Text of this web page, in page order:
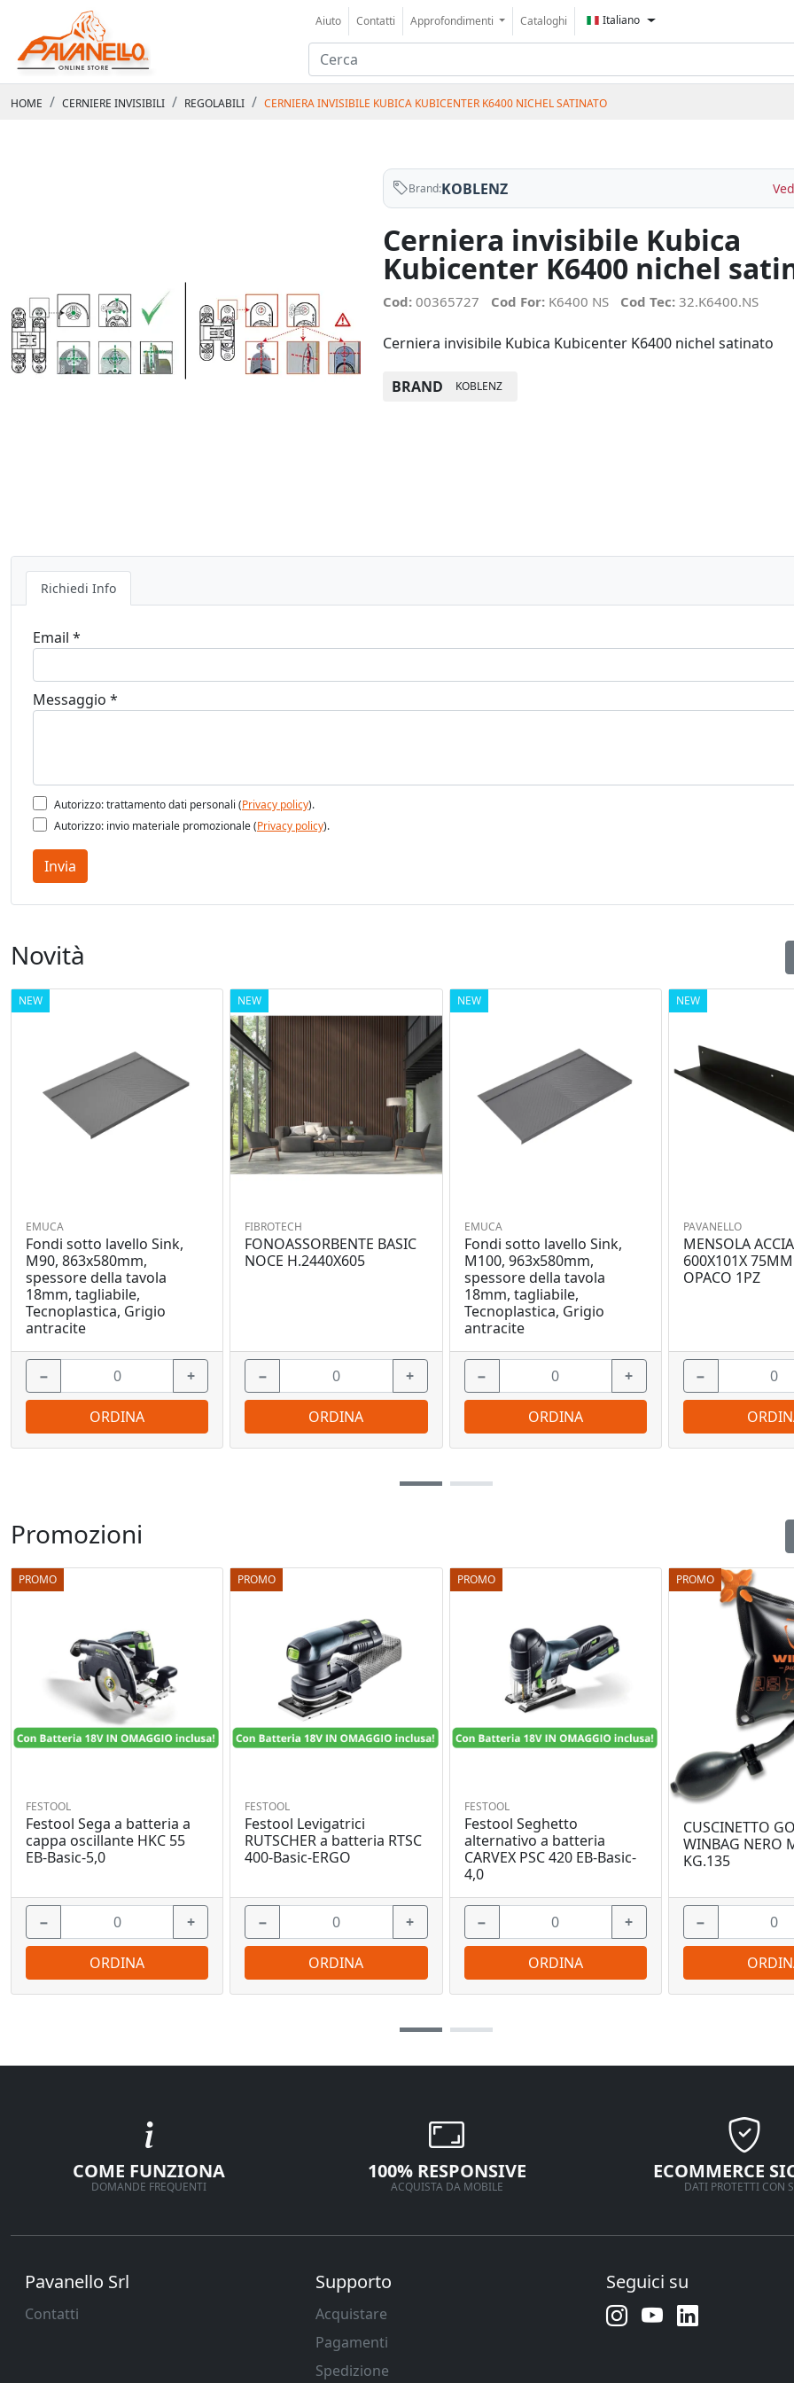
Aiuto Contatti Approfondimenti Cataloghi Italiano
HOME CERNIERE INVISIBILI REGOLABILI CERNIERA INVISIBILE KUBICA KUBICENTER K6400 NICHEL SATINATO
Brand:KOBLENZ
Cerniera invisibile Kubica
Kubicenter K6400 nichel
Cod: 00365727 Cod For: K6400 NS Cod Tec: 32.K6400.NS
Cerniera invisibile Kubica Kubicenter K6400 nichel satinato
BRAND KOBLENZ
Richiedi Info
Email *
Messaggio *
Autorizzo: trattamento dati personali (Privacy policy).
Autorizzo: invio materiale promozionale (Privacy policy).
Invia
Promozioni
PROMO
FESTOOL
Festool Sega a batteria a
cappa oscillante HKC 55
EB-Basic-5,0
− +
ORDINA
PROMO
FESTOOL
Festool Levigatrici
RUTSCHER a batteria RTSC
400-Basic-ERGO
− +
ORDINA
PROMO
FESTOOL
Festool Seghetto
alternativo a batteria
CARVEX PSC 420 EB-Basic-
4,0
− +
ORDINA
PROMO
CUSCINETTO
WINBAG NERO
KG.135
−
Novità
NEW
EMUCA
Fondi sotto lavello Sink,
M90, 863x580mm,
spessore della tavola
18mm, tagliabile,
Tecnoplastica, Grigio
antracite
− +
ORDINA
NEW
FIBROTECH
FONOASSORBENTE BASIC
NOCE H.2440X605
− +
ORDINA
NEW
EMUCA
Fondi sotto lavello Sink,
M100, 963x580mm,
spessore della tavola
18mm, tagliabile,
Tecnoplastica, Grigio
antracite
− +
ORDINA
NEW
PAVANELLO
MENSOLA
600X101X
OPACO 1PZ
−
COME FUNZIONA
DOMANDE FREQUENTI
100% RESPONSIVE
ACQUISTA DA MOBILE
ECOMMERCE
DATI PROTETTI CON
Pavanello Srl
Contatti
Supporto
Acquistare
Pagamenti
Spedizione
Seguici su